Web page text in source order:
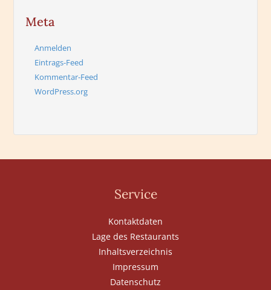
Meta
Anmelden
Eintrags-Feed
Kommentar-Feed
WordPress.org
Service
Kontaktdaten
Lage des Restaurants
Inhaltsverzeichnis
Impressum
Datenschutz